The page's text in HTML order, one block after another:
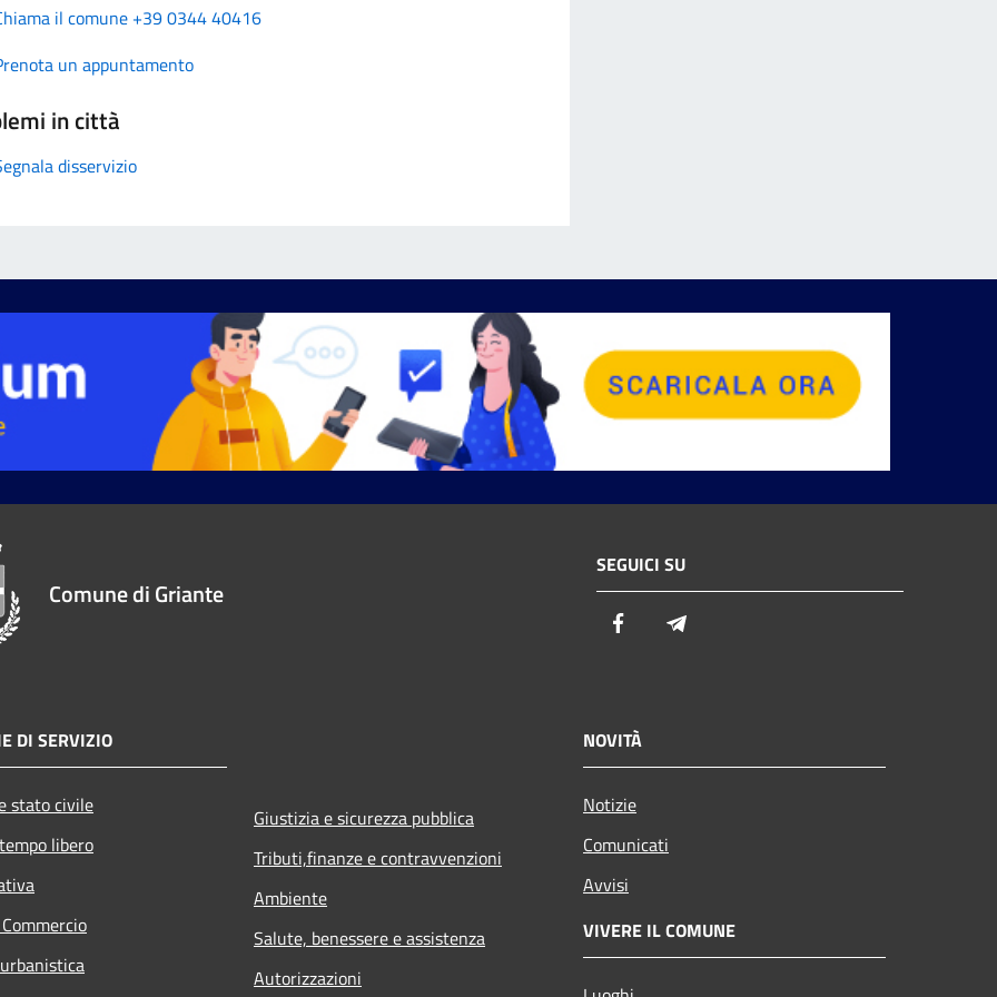
il comune +39 0344 40416
un appuntamento
in città
disservizio
Comune di Griante
SEGUICI SU
Facebook
DI SERVIZIO
stato civile
libero
Giustizia e sicurezza pubblica
Tributi,finanze e contravvenzioni
Ambiente
Salute, benessere e assistenza
Autorizzazioni
NOVITÀ
Notizie
Comunicati
Avvisi
VIVERE IL COMUNE